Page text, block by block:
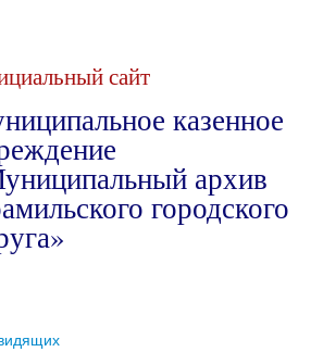
сайт
казенное
архив
городского